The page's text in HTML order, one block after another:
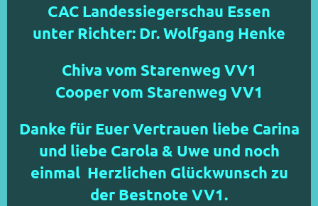
CAC Landessiegerschau Essen
unter Richter: Dr. Wolfgang Henke
Chiva vom Starenweg VV1
Cooper vom Starenweg VV1
Danke für Euer Vertrauen liebe Carina
und liebe Carola & Uwe und noch
einmal Herzlichen Glückwunsch zu
der Bestnote VV1.